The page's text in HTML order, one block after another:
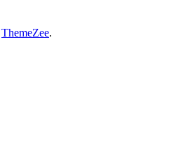
ThemeZee.